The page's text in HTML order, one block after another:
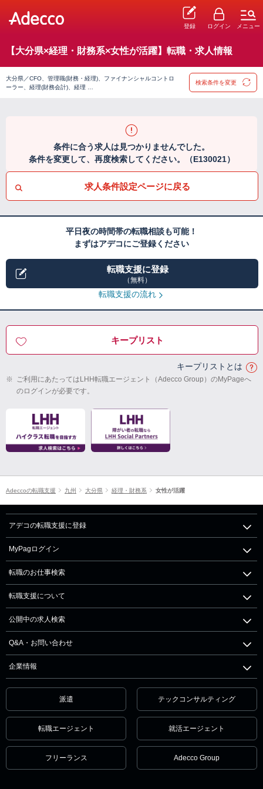
登録 ログイン メニュー
【大分県×経理・財務系×女性が活躍】転職・求人情報
大分県／CFO、管理職(財務・経理)、ファイナンシャルコントロ
ーラー、経理(財務会計)、経理 …
検索条件を変更
条件に合う求人は見つかりませんでした。
条件を変更して、再度検索してください。（E130021）
求人条件設定ページに戻る
平日夜の時間帯の転職相談も可能！
まずはアデコにご登録ください
転職支援に登録
（無料）
転職支援の流れ
キープリスト
キープリストとは
※ ご利用にあたってはLHH転職エージェント（Adecco Group）のMyPageへ
のログインが必要です。
Adeccoの転職支援 九州 大分県 経理・財務系 女性が活躍
アデコの転職支援に登録
MyPagログイン
転職のお仕事検索
転職支援について
公開中の求人検索
Q&A・お問い合わせ
企業情報
派遣 テックコンサルティング
転職エージェント 就活エージェント
フリーランス Adecco Group